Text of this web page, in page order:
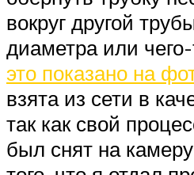
вокруг другой
диаметра или
это показано на
взята из сети в
так как свой
был снят на